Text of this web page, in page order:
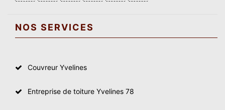
NOS SERVICES
Couvreur Yvelines
Entreprise de toiture Yvelines 78